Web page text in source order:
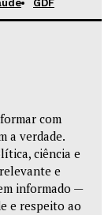
GDF
com
a verdade.
ciência e
e
informado —
e respeito ao